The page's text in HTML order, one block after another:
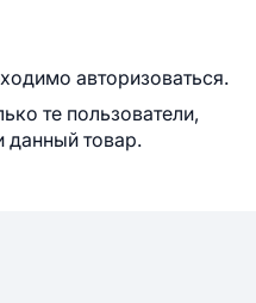
авторизоваться.
те пользователи,
данный товар.